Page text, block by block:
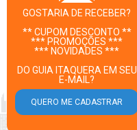
GOSTARIA DE RECEBER?
** CUPOM DESCONTO **
*** PROMOÇÕES ***
*** NOVIDADES ***
DO GUIA ITAQUERA EM SEU
E-MAIL?